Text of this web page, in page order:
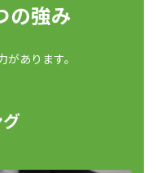
の強み
あります。